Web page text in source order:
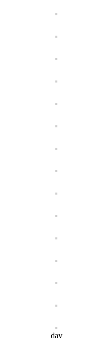
dav